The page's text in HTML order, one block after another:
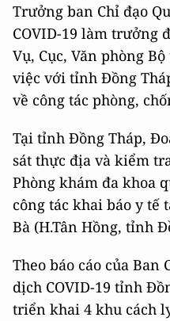
Trưởng ban Chỉ đạo
COVID-19 làm trưởng
Vụ, Cục, Văn phòng
việc với tỉnh Đồng
về công tác phòng,
Tại tỉnh Đồng Tháp,
sát thực địa và kiểm
Phòng khám đa khoa
công tác khai báo y tế
Bà (H.Tân Hồng, tỉnh
Theo báo cáo của Ban
dịch COVID-19 tỉnh
triển khai 4 khu cách